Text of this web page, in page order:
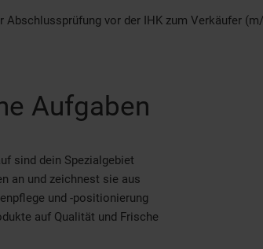
Abschlussprüfung vor der IHK zum Verkäufer
Aufgaben
sind dein Spezialgebiet
an und zeichnest sie aus
und -positionierung
auf Qualität und Frische